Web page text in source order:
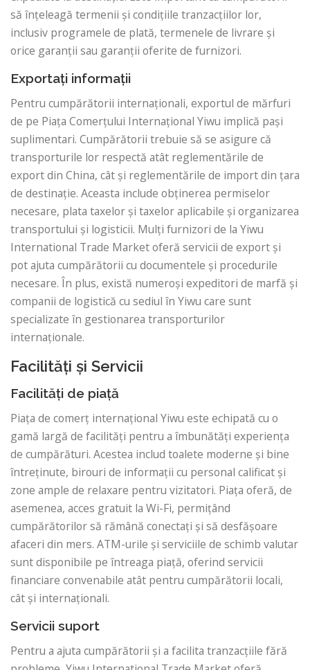
să înțeleagă termenii și condițiile tranzacțiilor lor,
inclusiv programele de plată, termenele de livrare și
orice garanții sau garanții oferite de furnizori.
Exportați informații
Pentru cumpărătorii internaționali, exportul de mărfuri
de pe Piața Comerțului Internațional Yiwu implică pași
suplimentari. Cumpărătorii trebuie să se asigure că
transporturile lor respectă atât reglementările de
export din China, cât și reglementările de import din țara
de destinație. Aceasta include obținerea permiselor
necesare, plata taxelor și taxelor aplicabile și organizarea
transportului și logisticii. Mulți furnizori de la Yiwu
International Trade Market oferă servicii de export și
pot ajuta cumpărătorii cu documentele și procedurile
necesare. În plus, există numeroși expeditori de marfă și
companii de logistică cu sediul în Yiwu care sunt
specializate în gestionarea transporturilor
internaționale.
Facilități și Servicii
Facilități de piață
Piața de comerț internațional Yiwu este echipată cu o
gamă largă de facilități pentru a îmbunătăți experiența
de cumpărături. Acestea includ toalete moderne și bine
întreținute, birouri de informații cu personal calificat și
zone ample de relaxare pentru vizitatori. Piața oferă, de
asemenea, acces gratuit la Wi-Fi, permițând
cumpărătorilor să rămână conectați și să desfășoare
afaceri din mers. ATM-urile și serviciile de schimb valutar
sunt disponibile pe întreaga piață, oferind servicii
financiare convenabile atât pentru cumpărătorii locali,
cât și internaționali.
Servicii suport
Pentru a ajuta cumpărătorii și a facilita tranzacțiile fără